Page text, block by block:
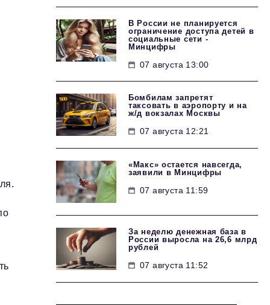
В России не планируется
ограничение доступа детей в
социальные сети -
Минцифры
07 августа 13:00
Бомбилам запретят
таксовать в аэропорту и на
ж/д вокзалах Москвы
07 августа 12:21
«Макс» остается навсегда,
заявили в Минцифры
07 августа 11:59
За неделю денежная база в
России выросла на 26,6 млрд
рублей
07 августа 11:52